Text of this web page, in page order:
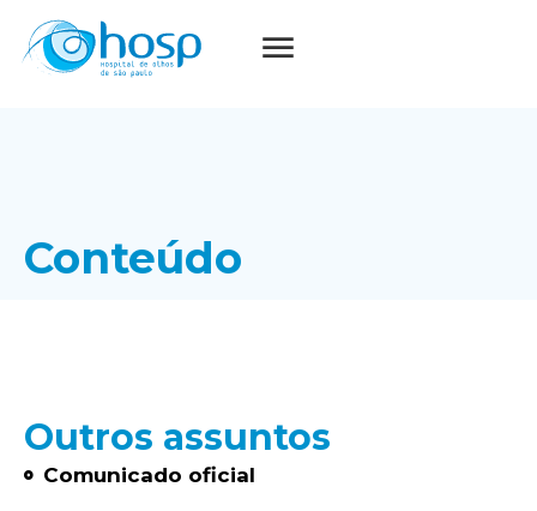
Conteúdo
Outros assuntos
Comunicado oficial